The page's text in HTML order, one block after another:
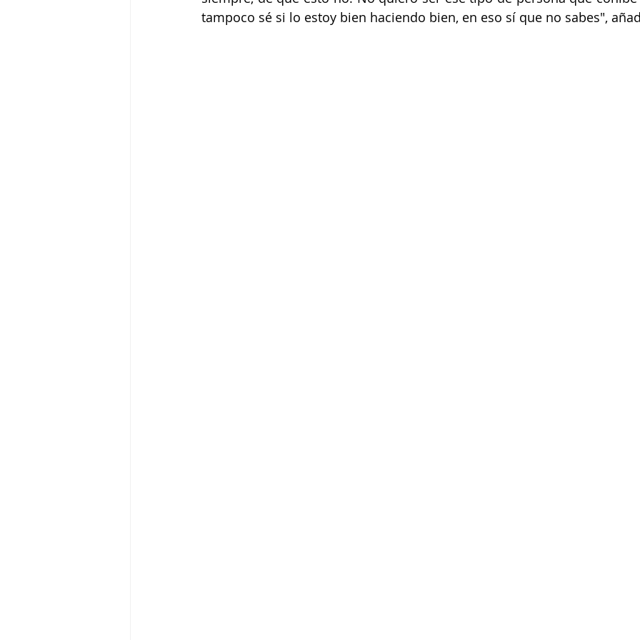
tampoco sé si lo estoy bien haciendo bien, en eso sí que no sabes",